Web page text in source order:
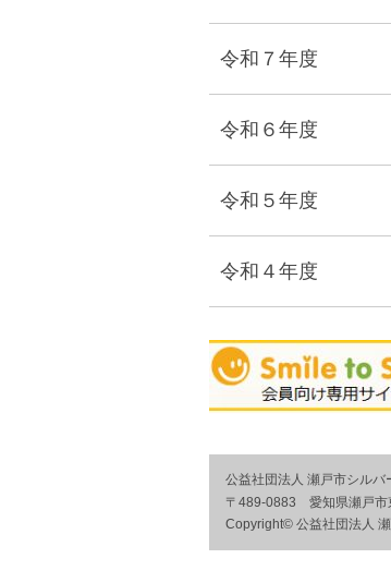
令和７年度
令和６年度
令和５年度
令和４年度
公益社団法人 瀬戸市シルバ
〒489-0883 愛知県瀬戸市
Copyright© 公益社団法人